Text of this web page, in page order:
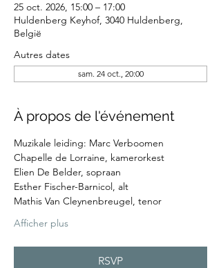
25 oct. 2026, 15:00 – 17:00
Huldenberg Keyhof, 3040 Huldenberg,
België
Autres dates
sam. 24 oct., 20:00
À propos de l'événement
Muzikale leiding: Marc Verboomen
Chapelle de Lorraine, kamerorkest
Elien De Belder, sopraan
Esther Fischer-Barnicol, alt
Mathis Van Cleynenbreugel, tenor
Afficher plus
RSVP